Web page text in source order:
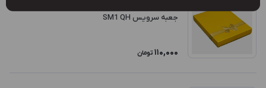
جعبه سرویس SM1 QH
110,000 تومان